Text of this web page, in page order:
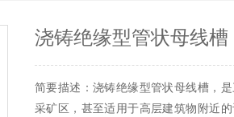
浇铸绝缘型管状母线槽
简要描述：浇铸绝缘型管状母线槽，
采矿区，甚至适用于高层建筑物附近